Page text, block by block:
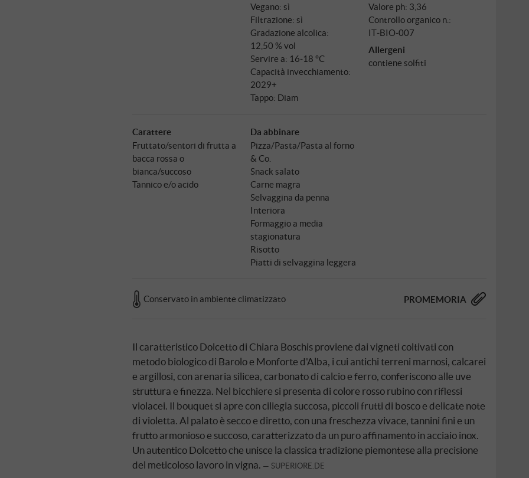
Vegano: sì
Filtrazione: sì
Gradazione alcolica:
12,50 % vol
Servire a: 16‑18 °C
Capacità invecchiamento:
2029+
Tappo: Diam
Valore ph: 3,36
Controllo organico n.:
IT‑BIO‑007
Allergeni
contiene solfiti
Carattere
Fruttato/sentori di frutta a
bacca rossa o
bianca/succoso
Tannico e/o acido
Da abbinare
Pizza/Pasta/Pasta al forno
& Co.
Snack salato
Carne magra
Selvaggina da penna
Interiora
Formaggio a media
stagionatura
Risotto
Piatti di selvaggina leggera
Conservato in ambiente climatizzato PROMEMORIA
Il caratteristico Dolcetto di Chiara Boschis proviene dai vigneti coltivati con
metodo biologico di Barolo e Monforte d'Alba, i cui antichi terreni marnosi, calcarei
e argillosi, con arenaria silicea, carbonato di calcio e ferro, conferiscono alle uve
struttura e finezza. Nel bicchiere si presenta di colore rosso rubino con riflessi
violacei. Il bouquet si apre con ciliegia succosa, piccoli frutti di bosco e delicate note
di violetta. Al palato è secco e diretto, con una freschezza vivace, tannini fini e un
frutto armonioso e succoso, caratterizzato da un puro affinamento in acciaio inox.
Un autentico Dolcetto che unisce la classica tradizione piemontese alla precisione
del meticoloso lavoro in vigna.
SUPERIORE.DE